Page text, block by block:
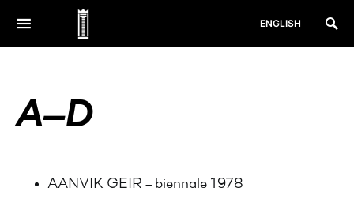
ENGLISH
A—D
AANVIK GEIR – biennale 1978